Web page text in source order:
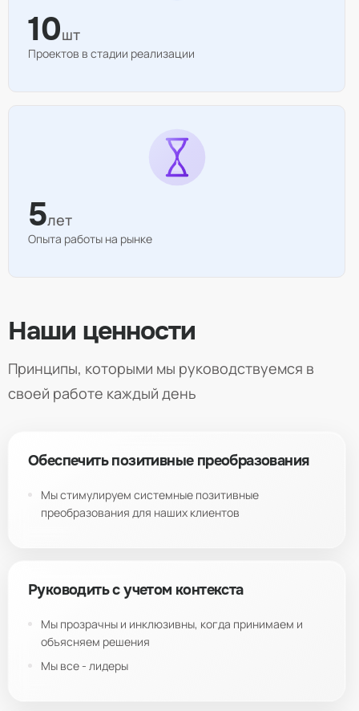
10шт
Проектов в стадии реализации
5лет
Опыта работы на рынке
Наши ценности
Принципы, которыми мы руководствуемся в
своей работе каждый день
Обеспечить позитивные преобразования
Мы стимулируем системные позитивные
преобразования для наших клиентов
Руководить с учетом контекста
Мы прозрачны и инклюзивны, когда принимаем и
объясняем решения
Мы все - лидеры